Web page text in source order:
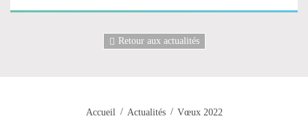
Retour aux actualités
Accueil Actualités Vœux 2022